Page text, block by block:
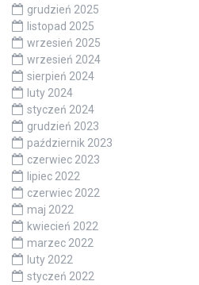
grudzień 2025
listopad 2025
wrzesień 2025
wrzesień 2024
sierpień 2024
luty 2024
styczeń 2024
grudzień 2023
październik 2023
czerwiec 2023
lipiec 2022
czerwiec 2022
maj 2022
kwiecień 2022
marzec 2022
luty 2022
styczeń 2022